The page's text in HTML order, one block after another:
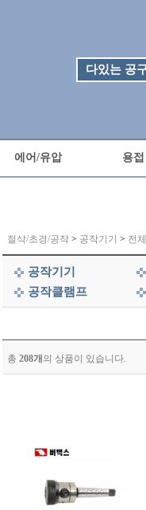
에어/유압 용접
절삭/초경/공작 > 공작기기 > 전
공작기기
공작클램프
총 208개 의 상품이 있습니다.